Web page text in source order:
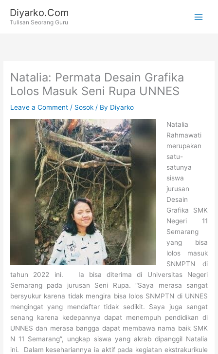
content
Diyarko.Com
Tulisan Seorang Guru
Natalia: Permata Desain Grafika
Lolos Masuk Seni Rupa UNNES
Leave a Comment / Sosok / By Diyarko
Natalia
Rahmawati
merupakan
satu-
satunya
siswa
jurusan
Desain
Grafika SMK
Negeri 11
Semarang
yang bisa
lolos masuk
SNMPTN di
tahun 2022 ini. Ia bisa diterima di Universitas Negeri
Semarang pada jurusan Seni Rupa. “Saya merasa sangat
bersyukur karena tidak mengira bisa lolos SNMPTN di UNNES
mengingat yang mendaftar tidak sedikit. Saya juga sangat
senang karena kedepannya dapat menempuh pendidikan di
UNNES dan merasa bangga dapat membawa nama baik SMK
N 11 Semarang”, ungkap siswa yang akrab dipanggil Natalia
ini. Dalam kesehariannya ia aktif pada kegiatan ekstrakurikule